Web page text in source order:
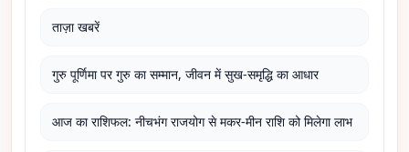
ताज़ा खबरें
गुरु पूर्णिमा पर गुरु का सम्मान, जीवन में सुख-समृद्धि का आधार
आज का राशिफल: नीचभंग राजयोग से मकर-मीन राशि को मिलेगा लाभ